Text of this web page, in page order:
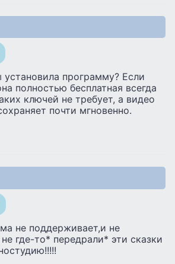
программу? Если
полностью бесплатная всегда
ключей не требует, а видео
почти мгновенно.
не поддерживает,и не
где-то* передрали* эти сказки